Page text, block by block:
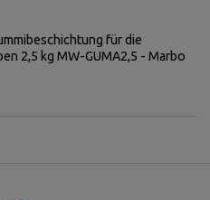
für die
2,5 kg MW-GUMA2,5 - Marbo